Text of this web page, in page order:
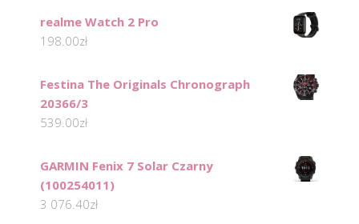
realme Watch 2 Pro
198.00zł
Festina The Originals Chronograph
20366/3
539.00zł
GARMIN Fenix 7 Solar Czarny
(100254011)
3 076.40zł